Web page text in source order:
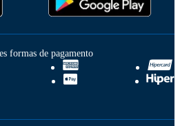
formas de pagamento